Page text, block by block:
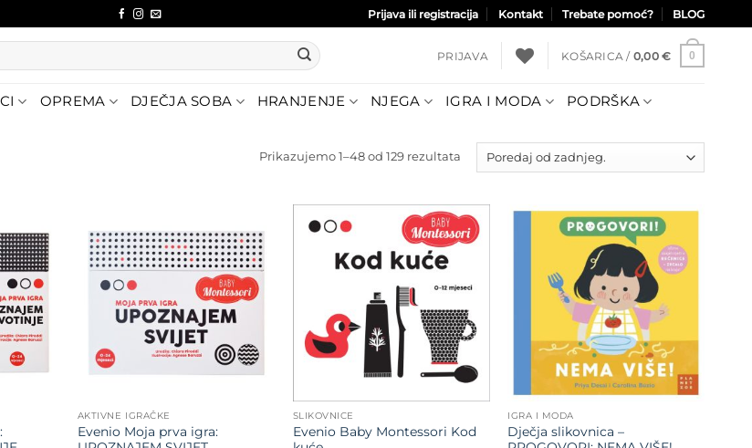
Prijava ili registracija Kontakt Trebate pomoć? BLOG
PRIJAVA KOŠARICA / 0,00 € 0
OPREMA DJEČJA SOBA HRANJENJE NJEGA IGRA I MODA PODRŠKA
Prikazujemo 1–48 od 129 rezultata Poredano
Dodajte
na listu
želja
Dodajte
na listu
želja
AKTIVNE IGRAČKE
Evenio Moja prva igra:
Dodajte
na listu
SLIKOVNICE
Evenio Baby Montessori Kod
Dodajte
na listu
želja
IGRA I MODA
Dječja slikovnica –